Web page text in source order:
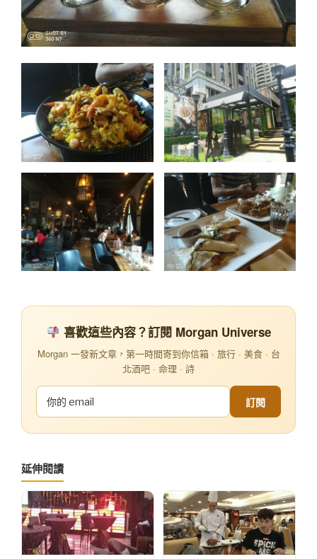
喜歡這些內容？訂閱 Morgan Universe
Morgan 一發新文章，第一時間寄到你信箱 · 旅行 · 美食 · 台
北酒吧 · 命理 · 詩
訂閱
延伸閱讀